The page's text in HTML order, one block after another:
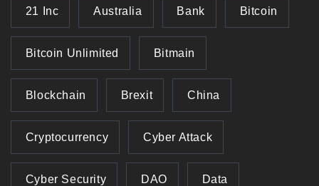
21 Inc Australia Bank Bitcoin
Bitcoin Unlimited Bitmain
Blockchain Brexit China
Cryptocurrency Cyber Attack
Cyber Security DAO Data